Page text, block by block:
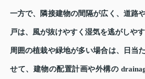
一方で、隣接建物の間隔が広く、道路
戸は、風が抜けやすく湿気を逃がしや
周囲の植栽や緑地が多い場合は、日当
せて、建物の配置計画や外構の